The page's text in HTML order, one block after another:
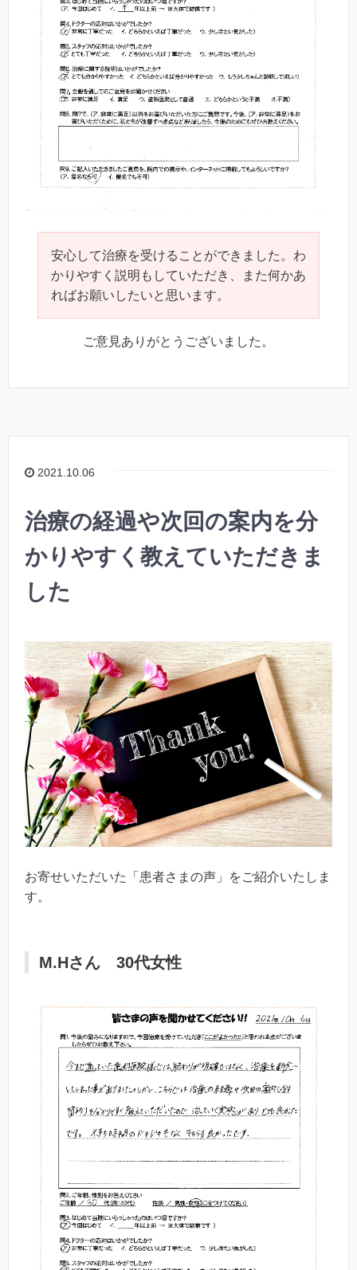
安心して治療を受けることができました。わ
かりやすく説明もしていただき、また何かあ
ればお願いしたいと思います。
ご意見ありがとうございました。
2021.10.06
治療の経過や次回の案内を分
かりやすく教えていただきま
した
お寄せいただいた「患者さまの声」をご紹介いたしま
す。
M.Hさん 30代女性